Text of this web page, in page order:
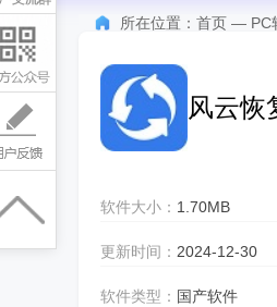
所在位置： 首页 — PC
风云恢
软件大小： 1.70MB
更新时间： 2024-12-30
软件类型： 国产软件